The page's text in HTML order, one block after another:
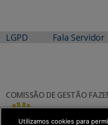
LGPD Fala Servidor
COMISSÃO DE GESTÃO
Utilizamos cookies para